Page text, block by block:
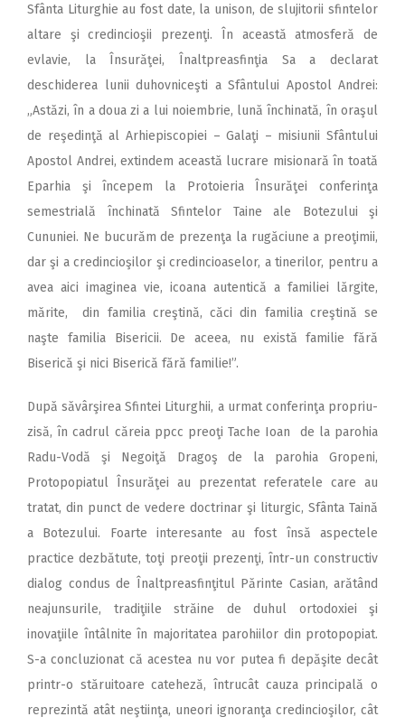
Sfânta Liturghie au fost date, la unison, de slujitorii sfintelor
altare şi credincioşii prezenţi. În această atmosferă de
evlavie, la Însurăţei, Înaltpreasfinţia Sa a declarat
deschiderea lunii duhovniceşti a Sfântului Apostol Andrei:
„Astăzi, în a doua zi a lui noiembrie, lună închinată, în oraşul
de reşedinţă al Arhiepiscopiei – Galaţi – misiunii Sfântului
Apostol Andrei, extindem această lucrare misionară în toată
Eparhia şi începem la Protoieria Însurăţei conferinţa
semestrială închinată Sfintelor Taine ale Botezului şi
Cununiei. Ne bucurăm de prezenţa la rugăciune a preoţimii,
dar şi a credincioşilor şi credincioaselor, a tinerilor, pentru a
avea aici imaginea vie, icoana autentică a familiei lărgite,
mărite, din familia creştină, căci din familia creştină se
naşte familia Bisericii. De aceea, nu există familie fără
Biserică şi nici Biserică fără familie!”.
După săvârşirea Sfintei Liturghii, a urmat conferinţa propriu-
zisă, în cadrul căreia ppcc preoţi Tache Ioan de la parohia
Radu-Vodă şi Negoiţă Dragoş de la parohia Gropeni,
Protopopiatul Însurăţei au prezentat referatele care au
tratat, din punct de vedere doctrinar şi liturgic, Sfânta Taină
a Botezului. Foarte interesante au fost însă aspectele
practice dezbătute, toţi preoţii prezenţi, într-un constructiv
dialog condus de Înaltpreasfinţitul Părinte Casian, arătând
neajunsurile, tradiţiile străine de duhul ortodoxiei şi
inovaţiile întâlnite în majoritatea parohiilor din protopopiat.
S-a concluzionat că acestea nu vor putea fi depăşite decât
printr-o stăruitoare cateheză, întrucât cauza principală o
reprezintă atât neştiinţa, uneori ignoranţa credincioşilor, cât